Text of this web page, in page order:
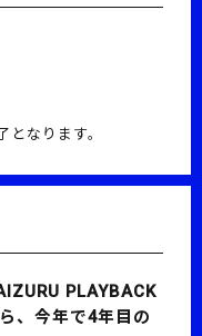
なります。
PLAYBACK
、今年で4年目の